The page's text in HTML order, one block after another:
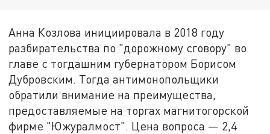
Анна Козлова инициировала в 2018 году
разбирательства по "дорожному сговору" во
главе с тогдашним губернатором Борисом
Дубровским. Тогда антимонопольщики
обратили внимание на преимущества,
предоставляемые на торгах магнитогорской
фирме "Южуралмост". Цена вопроса — 2,4